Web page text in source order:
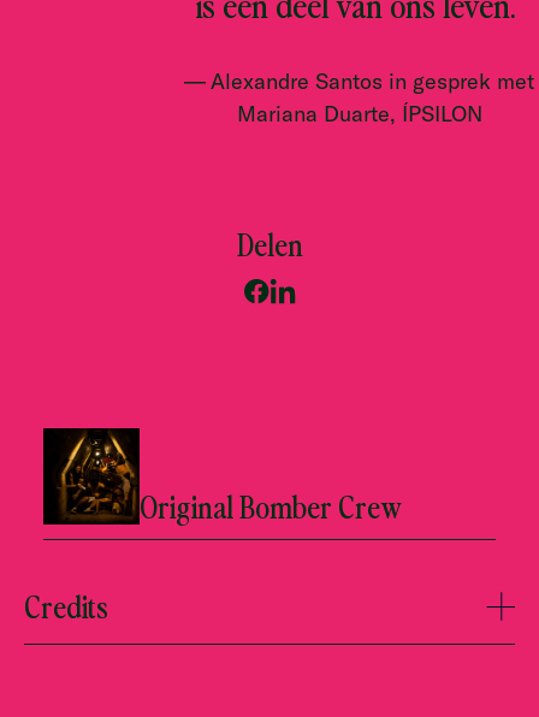
Alexandre Santos in gesprek met
Mariana Duarte, ÍPSILON
Delen
Original Bomber Crew
Credits